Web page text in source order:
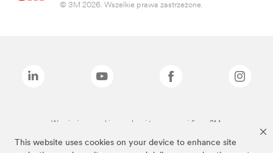
This website uses cookies on your device to enhance site
© 3M 2026. Wszelkie prawa zastrzeżone.
Wymienione marki są znakami towarowymi firmy 3M.